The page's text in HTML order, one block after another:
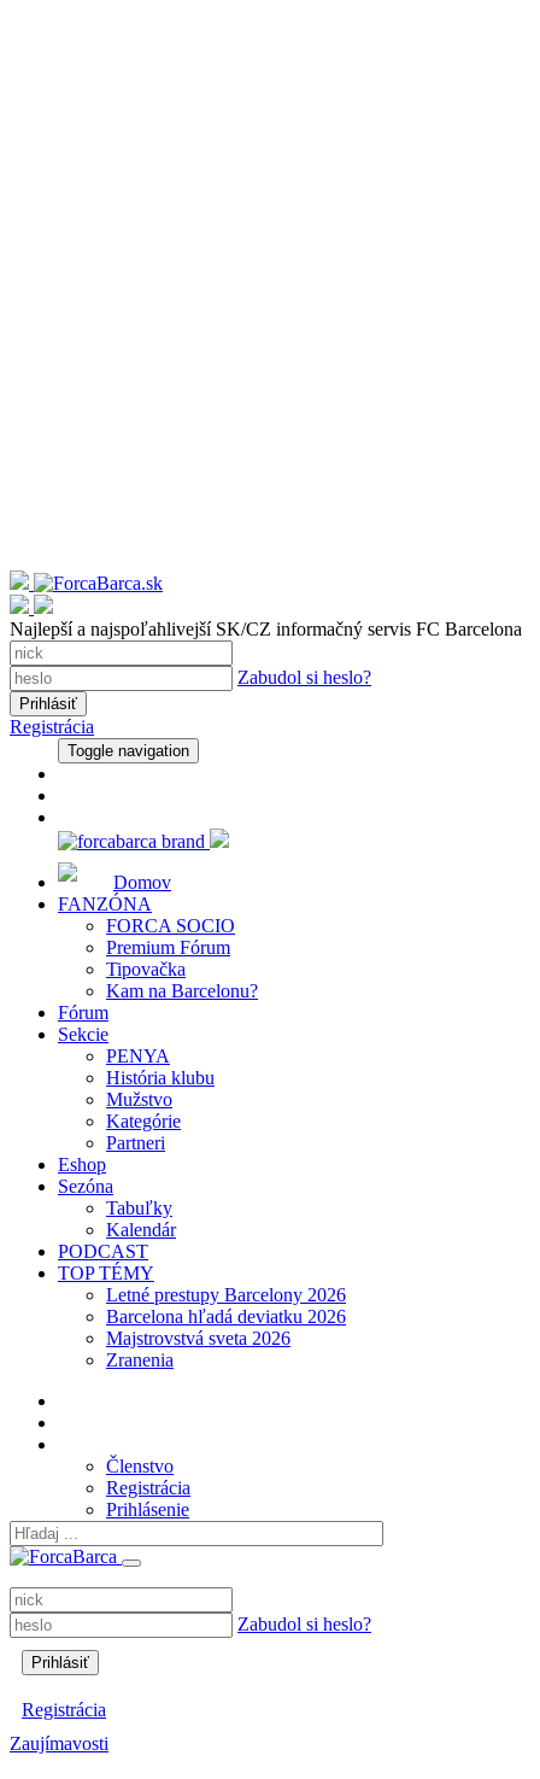
Najlepší a najspoľahlivejší SK/CZ informačný servis FC Barcelona
Zabudol si heslo?
Registrácia
Toggle navigation
Domov
FANZÓNA
FORCA SOCIO
Premium Fórum
Tipovačka
Kam na Barcelonu?
Fórum
Sekcie
PENYA
História klubu
Mužstvo
Kategórie
Partneri
Eshop
Sezóna
Tabuľky
Kalendár
PODCAST
TOP TÉMY
Letné prestupy Barcelony 2026
Barcelona hľadá deviatku 2026
Majstrovstvá sveta 2026
Zranenia
Členstvo
Registrácia
Prihlásenie
Zabudol si heslo?
Registrácia
Zaujímavosti